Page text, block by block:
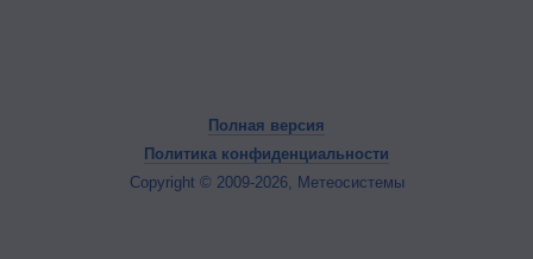
Полная версия
Политика конфиденциальности
Copyright © 2009-2026, Метеосистемы